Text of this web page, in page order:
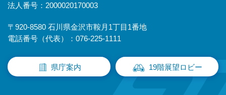
法人番号：2000020170003
〒920-8580 石川県金沢市鞍月1丁目1番地
電話番号（代表）：076-225-1111
県庁案内 19階展望ロビー